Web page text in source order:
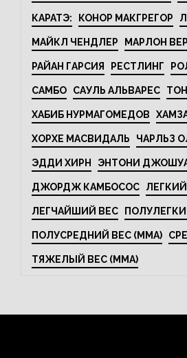
КАРАТЭ: КОНОР МАКГРЕГОР
МАЙКЛ ЧЕНДЛЕР МАРЛОН
РАЙАН ГАРСИЯ РЕСТЛИНГ
САМБО САУЛЬ АЛЬВАРЕС
ХАБИБ НУРМАГОМЕДОВ
ХОРХЕ МАСВИДАЛЬ ЧАРЛЬЗ
ЭДДИ ХИРН ЭНТОНИ
ДЖОРДЖ КАМБОСОС ЛЕГКИЙ
ЛЕГЧАЙШИЙ ВЕС
ПОЛУСРЕДНИЙ ВЕС (MMA)
ТЯЖЕЛЫЙ ВЕС (MMA)